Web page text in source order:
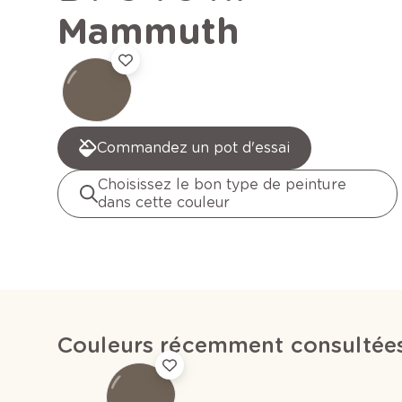
Mammuth
Commandez un pot d'essai
Choisissez le bon type de peinture
dans cette couleur
Couleurs récemment